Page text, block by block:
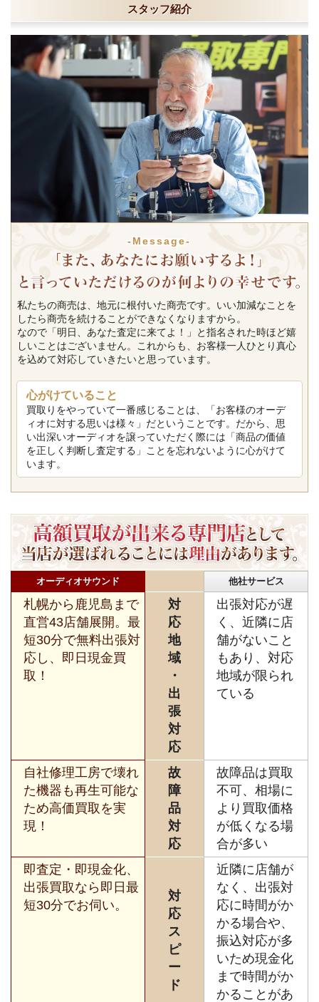
スタッフ紹介
-Message-
私たちの商売は、地元に根付いた商売です。いい加減なことを
したら商売を続けることができなくなりますから。
なので「明日、あなた査定に来てよ！」と指名された時ほど嬉
しいことはございません。これからも、お客様一人ひとり真心
を込めて対応していきたいと思っています。
心がけていること
買取りをやっていて一番感じることは、「お客様のオーデ
ィオに対する思いは様々」だということです。だから、思
い出深いオーディオを譲っていただく際には「商品の価値
を正しく判断し査定する」ことを忘れないように心がけて
います。
オーディオサウンド 他社サービス
札幌から鹿児島まで
直営43店舗展開。最
短30分で無料出張対
応し、即日現金買
取！
対
応
地
域
・
出
張
対
応
出張対応が遅
く、近隣に店
舗がないこと
もあり、対応
地域が限られ
ている
自社修理工房で壊れ
た機器も再生可能な
ため高価買取を実
現！
故
障
品
対
応
故障品は買取
不可、相場に
より買取価格
が低くなる場
合が多い
即査定・即現金化、
出張買取なら即日最
短30分でお伺い。
対
応
ス
ピ
ー
ド
近隣に店舗が
なく、出張対
応に時間がか
かる場合や、
振込対応が多
いため現金化
まで時間がか
かることがあ